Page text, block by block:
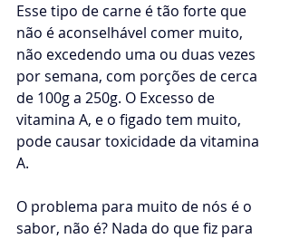
Esse tipo de carne é tão forte que
não é aconselhável comer muito,
não excedendo uma ou duas vezes
por semana, com porções de cerca
de 100g a 250g. O Excesso de
vitamina A, e o figado tem muito,
pode causar toxicidade da vitamina
A.
O problema para muito de nós é o
sabor, não é? Nada do que fiz para